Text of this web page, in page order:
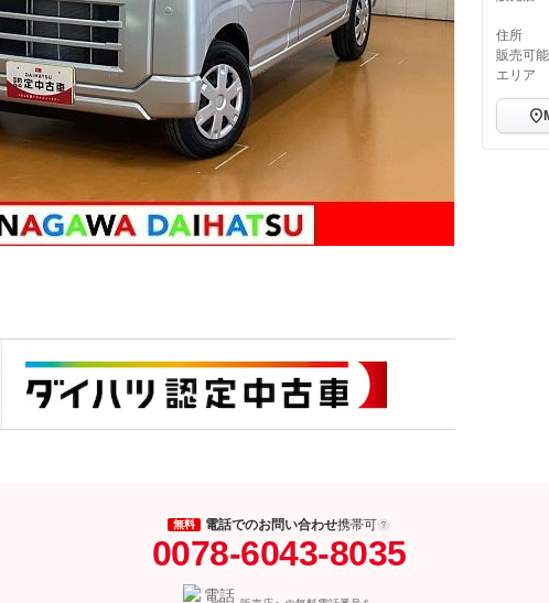
住所
販売可能
エリア
無料 電話でのお問い合わせ携帯可
0078-6043-8035